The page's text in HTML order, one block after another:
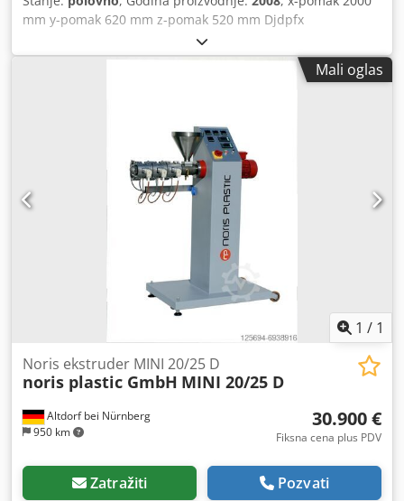
proizvodnju? Ili želite da prodate svoju? Za više informacija
ili kontakt, posetite našu web stranicu.
mm y-pomak 620 mm z-pomak 520 mm Djdpfx
Adsulnbkohewa Veličina stola: 2500 x 600 mm Maksimalna
težina obratka: 2000 kg Stezna glava: SK40 Upravljanje:
HEIDENHAIN Brzina vretena: 30 - 8000 o/min Radni
prostor cca: 5400 x 3300 x 3000 mm Oprema: - Upravljanje
Heidenhain iTNC 530 - Magazin alata sa 30 mesta -
Transporter strugotine - Sistem filtracije sa visokotlačnim
hlađenjem (IKZ) - Uputstvo za upotrebu Opcionalno (na
zahtev): - Bežični merni taster (Heidenhain) - Sistem za
merenje alata (Heidenhain TT 160)
Mali oglas
1 / 1
Altdorf bei Nürnberg
950 km
Noris ekstruder MINI 20/25 D
noris plastic GmbH MINI 20/25 D
30.900 €
Fiksna cena plus PDV
Zatražiti Pozvati